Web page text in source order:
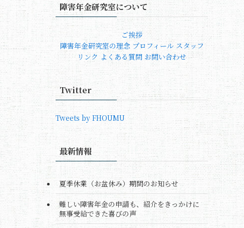
障害年金研究室について
ご挨拶
障害年金研究室の理念 プロフィールスタッフ
リンク よくある質問 お問い合わせ
Twitter
Tweets by FHOUMU
最新情報
夏季休業（お盆休み）期間のお知らせ
難しい障害年金の申請も、紹介をきっかけに
無事受給できた喜びの声